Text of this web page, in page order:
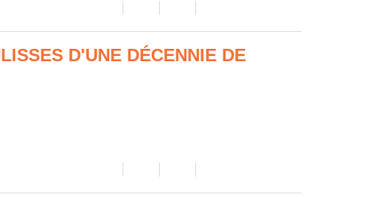
D'UNE DÉCENNIE DE